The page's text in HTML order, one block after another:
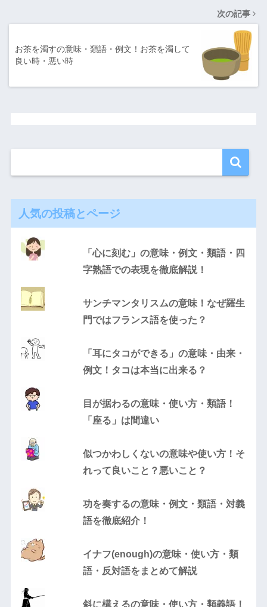
次の記事
お茶を濁すの意味・類語・例文！お茶を濁して
良い時・悪い時
人気の投稿とページ
「心に刻む」の意味・例文・類語・四
字熟語での表現を徹底解説！
サンチマンタリスムの意味！なぜ羅生
門ではフランス語を使った？
「耳にタコができる」の意味・由来・
例文！タコは本当に出来る？
目が据わるの意味・使い方・類語！
「座る」は間違い
似つかわしくないの意味や使い方！そ
れって良いこと？悪いこと？
功を奏するの意味・例文・類語・対義
語を徹底紹介！
イナフ(enough)の意味・使い方・類
語・反対語をまとめて解説
斜に構えるの意味・使い方・類義語！